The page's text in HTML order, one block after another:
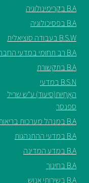
ספריה
משרתי
מילואים
וכוחות
הביטחון
–
זכויות
והטבות
הרשמו
B.A בקרימינולוגיה
B.A בפסיכולוגיה
B.S.W בעבודה סוציאלית
B.A רב תחומי במדעי החברה
B.A בתקשורת
B.S.N במדעי
האֲחָיוּת(סיעוד) ע"ש שריל
ספנסר
B.A במנהל מערכות בריאות
B.A במדעי ההתנהגות
B.A במדע המדינה
B.A בחינוך
B.A בשירותי אנוש